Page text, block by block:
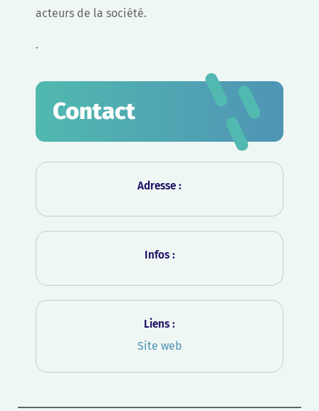
acteurs de la société.
.
Contact
Adresse :
Infos :
Liens :
Site web